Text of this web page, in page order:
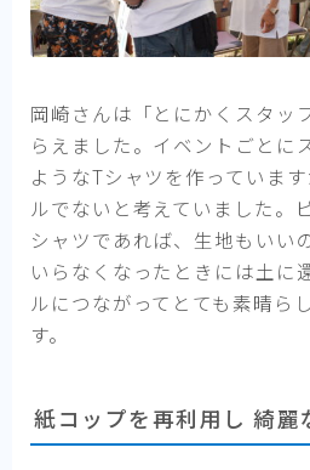
岡崎さんは「とにかくスタッ
らえました。イベントごとに
ようなTシャツを作っていま
ルでないと考えていました。
シャツであれば、生地もいい
いらなくなったときには土に
ルにつながってとても素晴ら
す。
紙コップを再利用し 綺麗